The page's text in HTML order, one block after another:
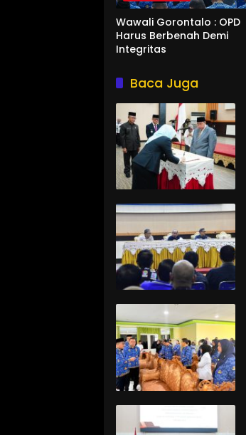
Wawali Gorontalo : OPD
Harus Berbenah Demi
Integritas
Baca Juga